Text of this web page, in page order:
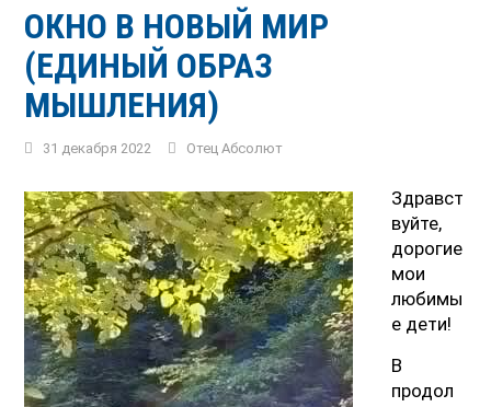
ОКНО В НОВЫЙ МИР
(ЕДИНЫЙ ОБРАЗ
МЫШЛЕНИЯ)
31 декабря 2022 Отец Абсолют
Здравст
вуйте,
дорогие
мои
любимы
е дети!
В
продол